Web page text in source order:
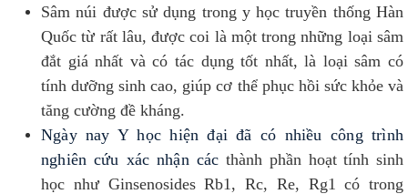
Sâm núi được sử dụng trong y học truyền thống Hàn
Quốc từ rất lâu, được coi là một trong những loại sâm
đắt giá nhất và có tác dụng tốt nhất, là loại sâm có
tính dưỡng sinh cao, giúp cơ thể phục hồi sức khỏe và
tăng cường đề kháng.
Ngày nay Y học hiện đại đã có nhiều công trình
nghiên cứu xác nhận cácthành phần hoạt tính sinh
học như Ginsenosides Rb1, Rc, Re, Rg1 có trong